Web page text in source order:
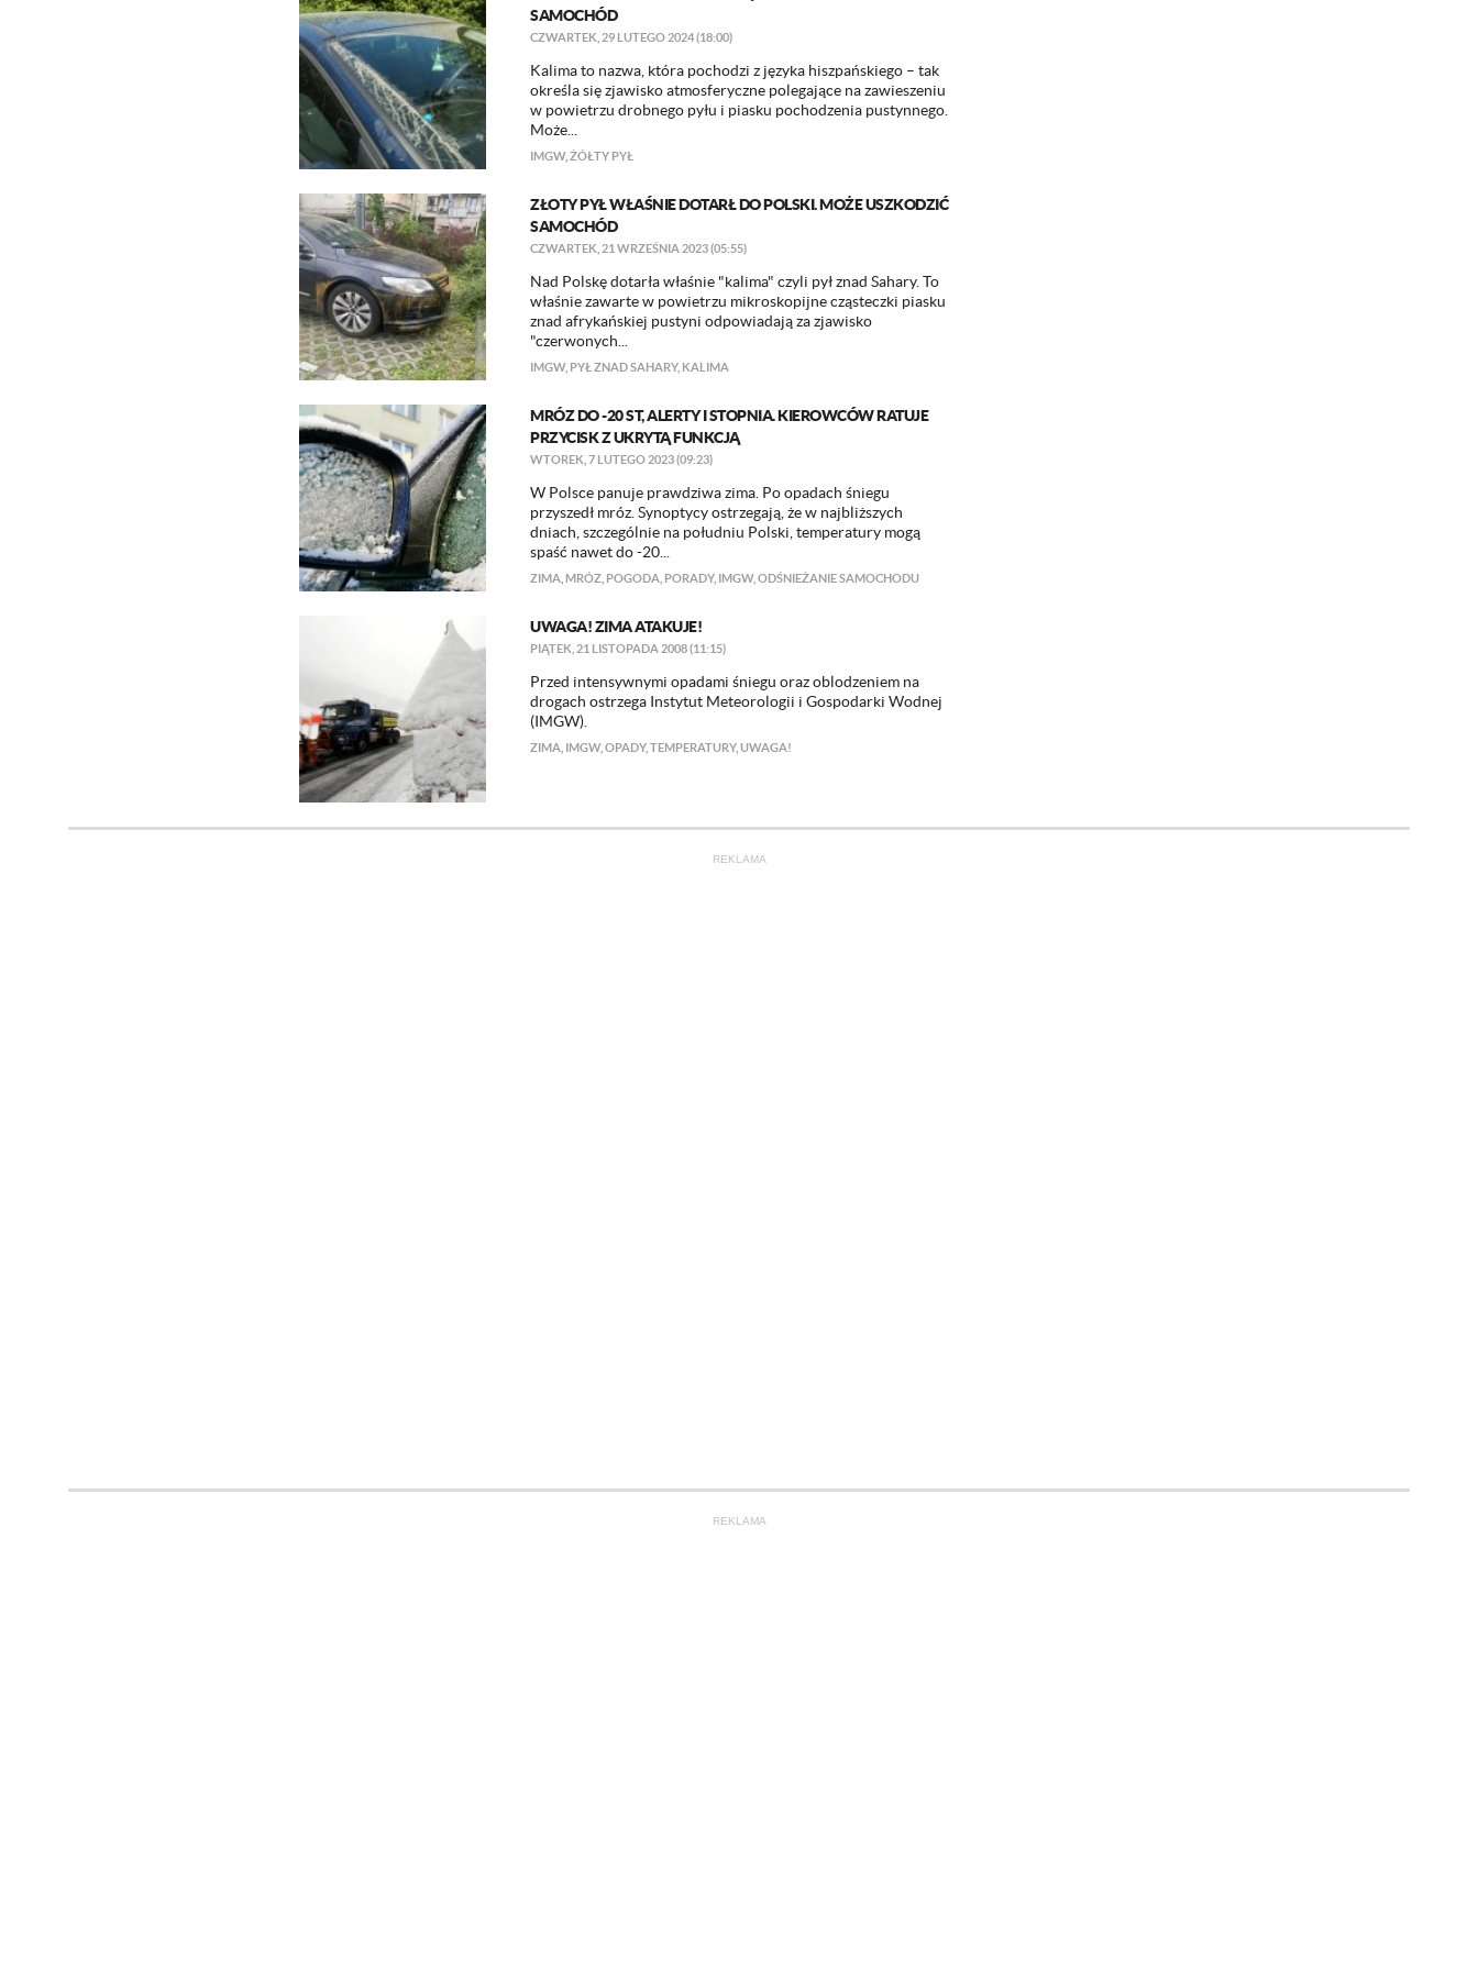
SAMOCHÓD
CZWARTEK, 29 LUTEGO 2024 (18:00)
Kalima to nazwa, która pochodzi z języka hiszpańskiego – tak
określa się zjawisko atmosferyczne polegające na zawieszeniu
w powietrzu drobnego pyłu i piasku pochodzenia pustynnego.
Może...
IMGW, ŻÓŁTY PYŁ
ZŁOTY PYŁ WŁAŚNIE DOTARŁ DO POLSKI. MOŻE USZKODZIĆ
SAMOCHÓD
CZWARTEK, 21 WRZEŚNIA 2023 (05:55)
Nad Polskę dotarła właśnie "kalima" czyli pył znad Sahary. To
właśnie zawarte w powietrzu mikroskopijne cząsteczki piasku
znad afrykańskiej pustyni odpowiadają za zjawisko
"czerwonych...
IMGW, PYŁ ZNAD SAHARY, KALIMA
MRÓZ DO -20 ST, ALERTY I STOPNIA. KIEROWCÓW RATUJE
PRZYCISK Z UKRYTĄ FUNKCJĄ
WTOREK, 7 LUTEGO 2023 (09:23)
W Polsce panuje prawdziwa zima. Po opadach śniegu
przyszedł mróz. Synoptycy ostrzegają, że w najbliższych
dniach, szczególnie na południu Polski, temperatury mogą
spaść nawet do -20...
ZIMA MRÓZ POGODA PORADY, IMGW, ODŚNIEŻANIE SAMOCHODU
UWAGA! ZIMA ATAKUJE!
PIĄTEK, 21 LISTOPADA 2008 (11:15)
Przed intensywnymi opadami śniegu oraz oblodzeniem na
drogach ostrzega Instytut Meteorologii i Gospodarki Wodnej
(IMGW).
ZIMA IMGW, OPADY, TEMPERATURY, UWAGA!
REKLAMA
REKLAMA